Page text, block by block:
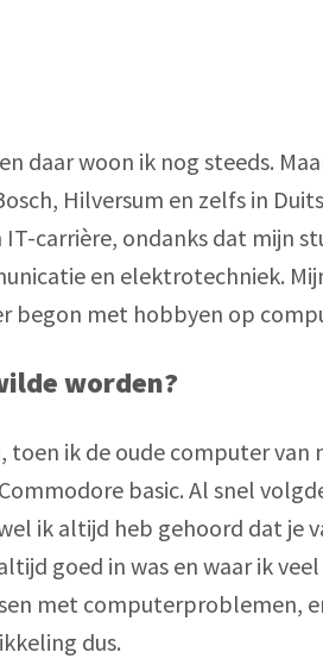
daar woon ik nog steeds.
Hilversum en zelfs in
carrière, ondanks dat mijn
en elektrotechniek.
begon met hobbyen op
worden?
ik de oude computer van
basic. Al snel
ik altijd heb gehoord dat je
goed in was en waar ik
met computerproblemen,
dus.